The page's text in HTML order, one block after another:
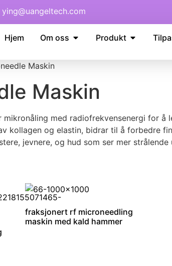
ying@uangeltech.com
Hjem Om oss Produkt
Maskin
Maskin
mikronåling med radiofrekvensenergi for
kollagen og elastin, bidrar til å forbedre
jevnere, og hud som ser mer strålende
fraksjonert rf microneedling
maskin med kald hammer